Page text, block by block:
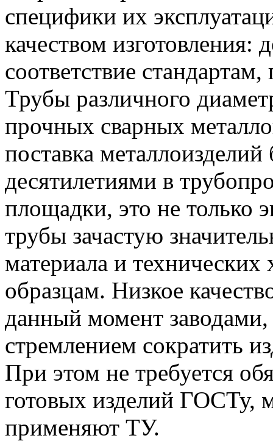
специфики их
качеством изготовления:
соответствие
Трубы различного
прочных сварных
поставка
десятилетиями в
площадки, это не
трубы зачастую
материала и технических
образцам. Низкое
данный момент
стремлением сократить
При этом не требуется
готовых изделий ГОСТу,
применяют ТУ.